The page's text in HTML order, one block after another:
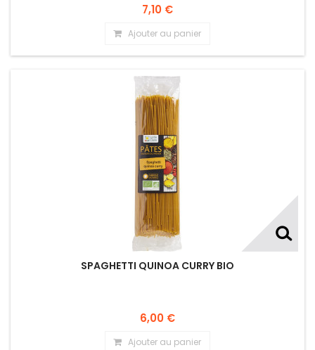
7,10 €
Ajouter au panier
SPAGHETTI QUINOA CURRY BIO
6,00 €
Ajouter au panier